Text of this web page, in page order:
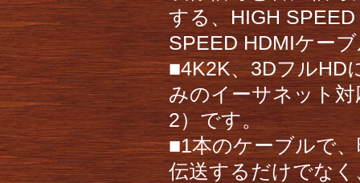
する、HIGH
SPEED HDMIケー
■4K2K、3DフルHD
みのイーサネット
2）です。
■1本のケーブルで
伝送するだけでな